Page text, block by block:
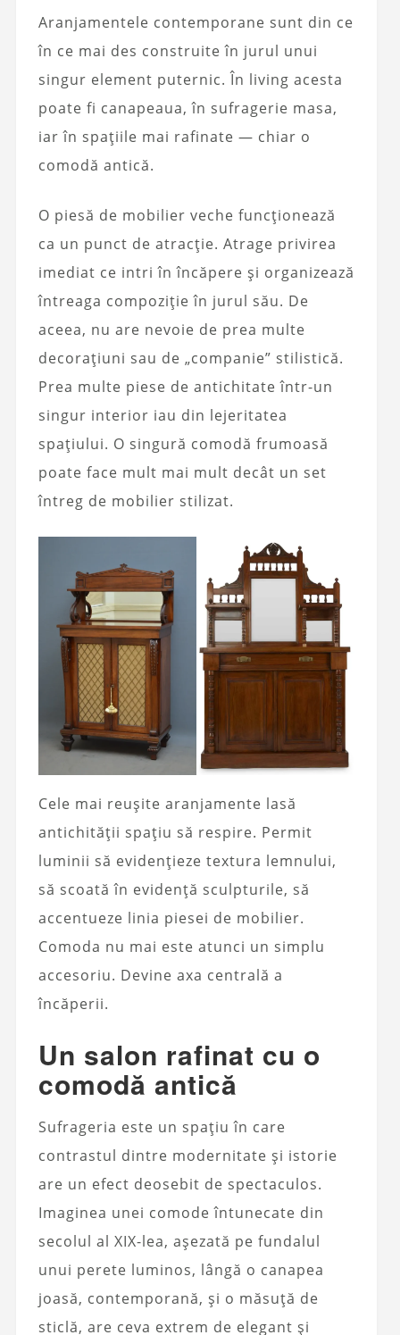
Aranjamentele contemporane sunt din ce
în ce mai des construite în jurul unui
singur element puternic. În living acesta
poate fi canapeaua, în sufragerie masa,
iar în spațiile mai rafinate — chiar o
comodă antică.
O piesă de mobilier veche funcționează
ca un punct de atracție. Atrage privirea
imediat ce intri în încăpere și organizează
întreaga compoziție în jurul său. De
aceea, nu are nevoie de prea multe
decorațiuni sau de „companie” stilistică.
Prea multe piese de antichitate într-un
singur interior iau din lejeritatea
spațiului. O singură comodă frumoasă
poate face mult mai mult decât un set
întreg de mobilier stilizat.
Cele mai reușite aranjamente lasă
antichității spațiu să respire. Permit
luminii să evidențieze textura lemnului,
să scoată în evidență sculpturile, să
accentueze linia piesei de mobilier.
Comoda nu mai este atunci un simplu
accesoriu. Devine axa centrală a
încăperii.
Un salon rafinat cu o
comodă antică
Sufrageria este un spațiu în care
contrastul dintre modernitate și istorie
are un efect deosebit de spectaculos.
Imaginea unei comode întunecate din
secolul al XIX-lea, așezată pe fundalul
unui perete luminos, lângă o canapea
joasă, contemporană, și o măsuță de
sticlă, are ceva extrem de elegant și